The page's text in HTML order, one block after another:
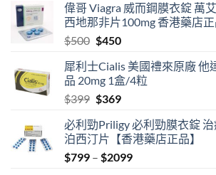
偉哥 Viagra 威而鋼膜衣錠 萬
西地那非片100mg 香港藥店
$500 Original
was:
$500.
$450Current
is:
$450.
犀利士Cialis 美國禮來原廠 他
品 20mg 1盒/4粒
$399 Original
was:
$399.
$369Current
is:
$369.
必利勁Priligy 必利勁膜衣錠
泊西汀片【香港藥店正品】
$799 – $2099Price